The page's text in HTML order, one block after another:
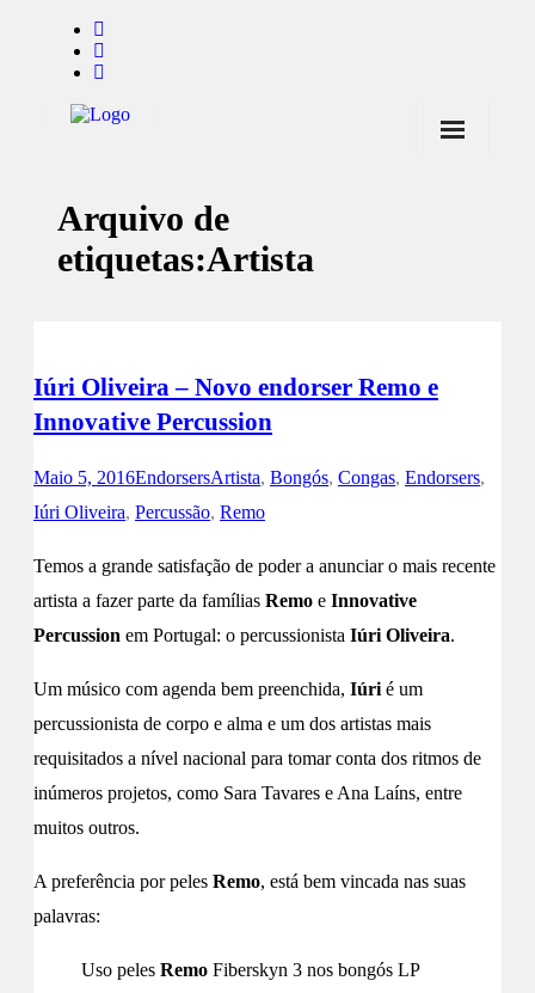
Notícias
Marcas
Promoções
Arquivo de
etiquetas:Artista
Iúri Oliveira – Novo endorser Remo e
Innovative Percussion
Maio 5, 2016EndorsersArtista, Bongós, Congas, Endorsers,
Iúri Oliveira, Percussão, Remo
Temos a grande satisfação de poder a anunciar o mais recente
artista a fazer parte da famílias Remo e Innovative
Percussion em Portugal: o percussionista Iúri Oliveira.
Um músico com agenda bem preenchida, Iúri é um
percussionista de corpo e alma e um dos artistas mais
requisitados a nível nacional para tomar conta dos ritmos de
inúmeros projetos, como Sara Tavares e Ana Laíns, entre
muitos outros.
A preferência por peles Remo, está bem vincada nas suas
palavras:
Uso peles Remo Fiberskyn 3 nos bongós LP